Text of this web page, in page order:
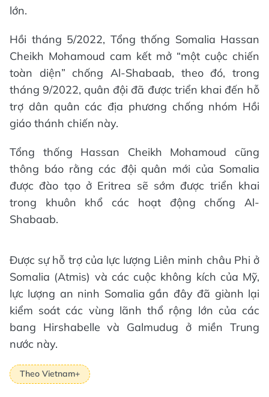
lớn.
Hồi tháng 5/2022, Tổng thống Somalia Hassan
Cheikh Mohamoud cam kết mở “một cuộc chiến
toàn diện” chống Al-Shabaab, theo đó, trong
tháng 9/2022, quân đội đã được triển khai đến hỗ
trợ dân quân các địa phương chống nhóm Hồi
giáo thánh chiến này.
Tổng thống Hassan Cheikh Mohamoud cũng
thông báo rằng các đội quân mới của Somalia
được đào tạo ở Eritrea sẽ sớm được triển khai
trong khuôn khổ các hoạt động chống Al-
Shabaab.
Được sự hỗ trợ của lực lượng Liên minh châu Phi ở
Somalia (Atmis) và các cuộc không kích của Mỹ,
lực lượng an ninh Somalia gần đây đã giành lại
kiểm soát các vùng lãnh thổ rộng lớn của các
bang Hirshabelle và Galmudug ở miền Trung
nước này.
Theo Vietnam+